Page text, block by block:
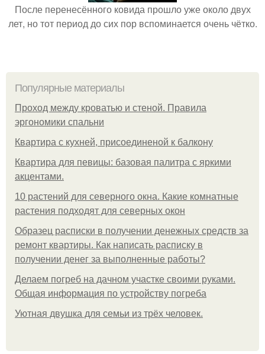
После перенесённого ковида прошло уже около двух
лет, но тот период до сих пор вспоминается очень чётко.
Популярные материалы
Проход между кроватью и стеной. Правила
эргономики спальни
Квартира с кухней, присоединеной к балкону
Квартира для певицы: базовая палитра с яркими
акцентами.
10 растений для северного окна. Какие комнатные
растения подходят для северных окон
Образец расписки в получении денежных средств за
ремонт квартиры. Как написать расписку в
получении денег за выполненные работы?
Делаем погреб на дачном участке своими руками.
Общая информация по устройству погреба
Уютная двушка для семьи из трёх человек.